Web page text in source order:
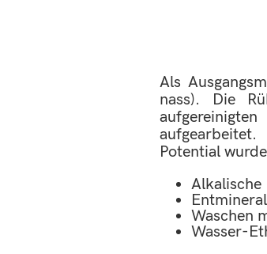
Als
nass). Die
Potential
Alkalische
Waschen
Wasser-